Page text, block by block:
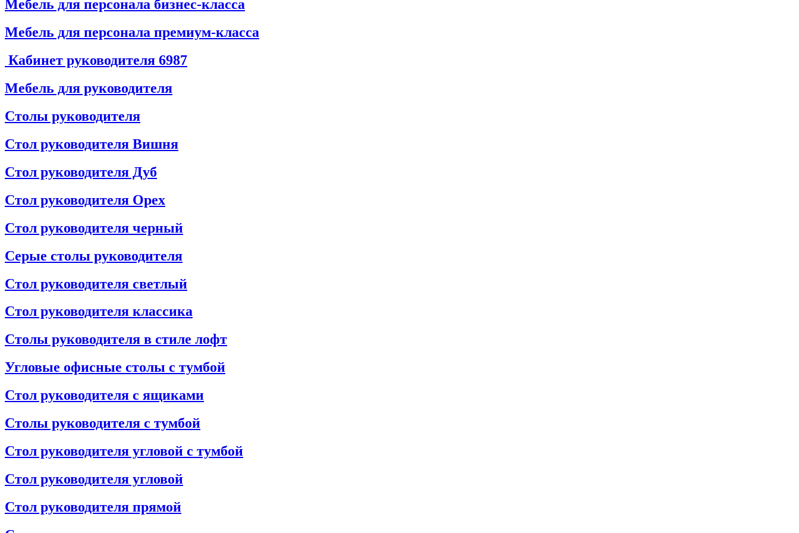
Мебель для персонала бизнес-класса
Мебель для персонала премиум-класса
Кабинет руководителя 6987
Мебель для руководителя
Столы руководителя
Стол руководителя Вишня
Стол руководителя Дуб
Стол руководителя Орех
Стол руководителя черный
Серые столы руководителя
Стол руководителя светлый
Стол руководителя классика
Столы руководителя в стиле лофт
Угловые офисные столы с тумбой
Стол руководителя с ящиками
Столы руководителя с тумбой
Стол руководителя угловой с тумбой
Стол руководителя угловой
Стол руководителя прямой